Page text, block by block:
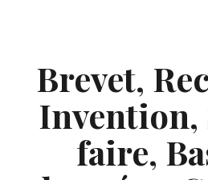
Brevet,
Invention,
faire,